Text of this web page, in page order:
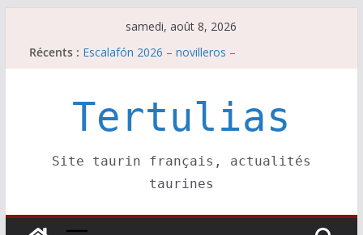
samedi, août 8, 2026
Récents : Escalafón 2026 – novilleros –
Les brèves du vendredi 7 août
Escalafón 2026 – matadors de toros-
Tertulias
Site taurin français, actualités
taurines